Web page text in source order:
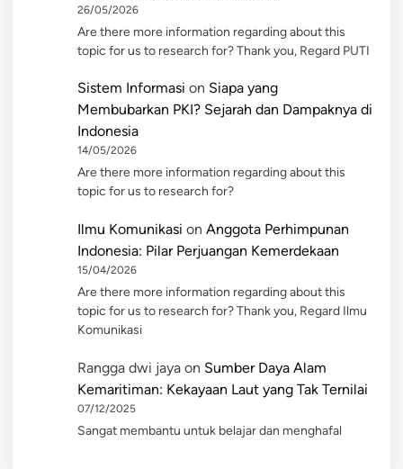
26/05/2026
Are there more information regarding about this
topic for us to research for? Thank you, Regard PUTI
Sistem Informasi on Siapa yang
Membubarkan PKI? Sejarah dan Dampaknya di
Indonesia
14/05/2026
Are there more information regarding about this
topic for us to research for?
Ilmu Komunikasi on Anggota Perhimpunan
Indonesia: Pilar Perjuangan Kemerdekaan
15/04/2026
Are there more information regarding about this
topic for us to research for? Thank you, Regard Ilmu
Komunikasi
Rangga dwi jaya on Sumber Daya Alam
Kemaritiman: Kekayaan Laut yang Tak Ternilai
07/12/2025
Sangat membantu untuk belajar dan menghafal